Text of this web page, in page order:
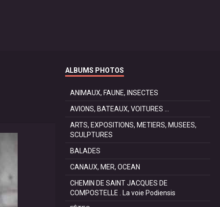
ALBUMS PHOTOS
ANIMAUX, FAUNE, INSECTES
AVIONS, BATEAUX, VOITURES ...
ARTS, EXPOSITIONS, METIERS, MUSEES,
SCULPTURES
BALADES
CANAUX, MER, OCEAN
CHEMIN DE SAINT JACQUES DE
COMPOSTELLE . La voie Podiensis